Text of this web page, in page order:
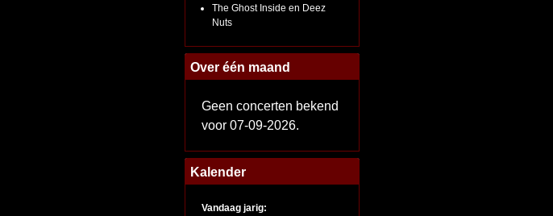
The Ghost Inside en Deez
Nuts
Over één maand
Geen concerten bekend
voor 07-09-2026.
Kalender
Vandaag jarig: